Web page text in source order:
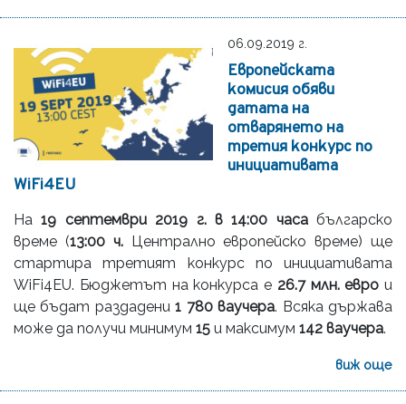
06.09.2019 г.
Европейската
комисия обяви
датата на
отварянето на
третия конкурс по
инициативата
WiFi4EU
На19 септември 2019 г. в 14:00 часабългарско
време (13:00 ч.Централно европейско време) ще
стартира третият конкурс по инициативата
WiFi4EU. Бюджетът на конкурса е 26.7 млн. евро и
ще бъдат раздадени1 780 ваучера. Всяка държава
може да получи минимум 15 и максимум 142 ваучера.
виж още